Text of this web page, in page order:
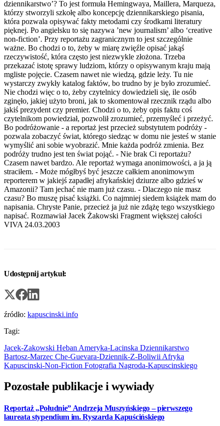
Udostępnij artykuł:
źródło: kapuscinski.info
Tagi:
Jacek-Zakowski Heban Ameryka-Lacinska Dziennikarstwo
Bartosz-Marzec Che-Guevara-Dziennik-Z-Boliwii Afryka
Kapuscinski-Non-Fiction Fotografia Nagroda-Kapuscinskiego
Pozostałe publikacje i wywiady
Reportaż „Południe” Andrzeja Muszyńskiego – pierwszego
laureata stypendium im. Ryszarda Kapuścińskiego